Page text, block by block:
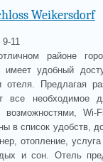
Weikersdorf
11
районе
имеет удобный
Предлагая
все необходимое
Wi-
в список удобств,
отопление,
и сон. Отель